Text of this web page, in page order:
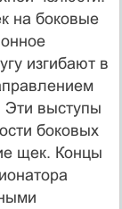
на боковые
изгибают в
Эти выступы
боковых
щек. Концы